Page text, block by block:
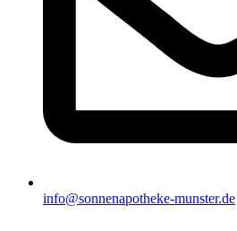
info@sonnenapotheke-munster.de